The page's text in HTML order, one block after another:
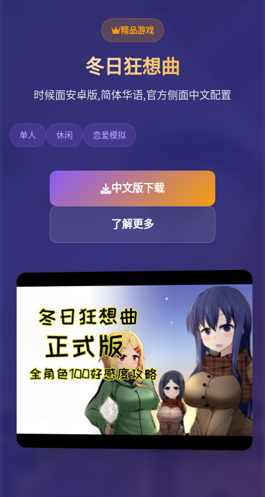
精品游戏
冬日狂想曲
时候面安卓版,简体华语,官方侧面中文配置
单人 休闲 恋爱模拟
中文版下载
了解更多